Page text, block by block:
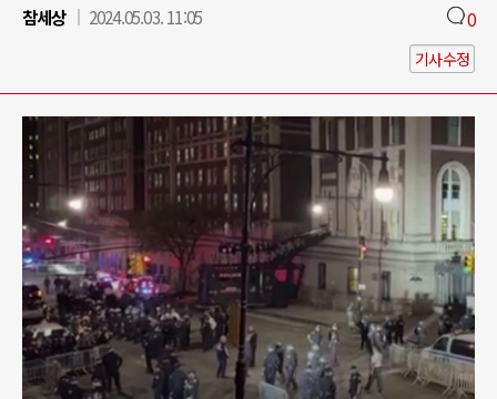
참세상
2024.05.03. 11:05 0
기사수정